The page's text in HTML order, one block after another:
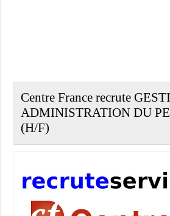
Centre France recrute
ADMINISTRATION DU
(H/F)